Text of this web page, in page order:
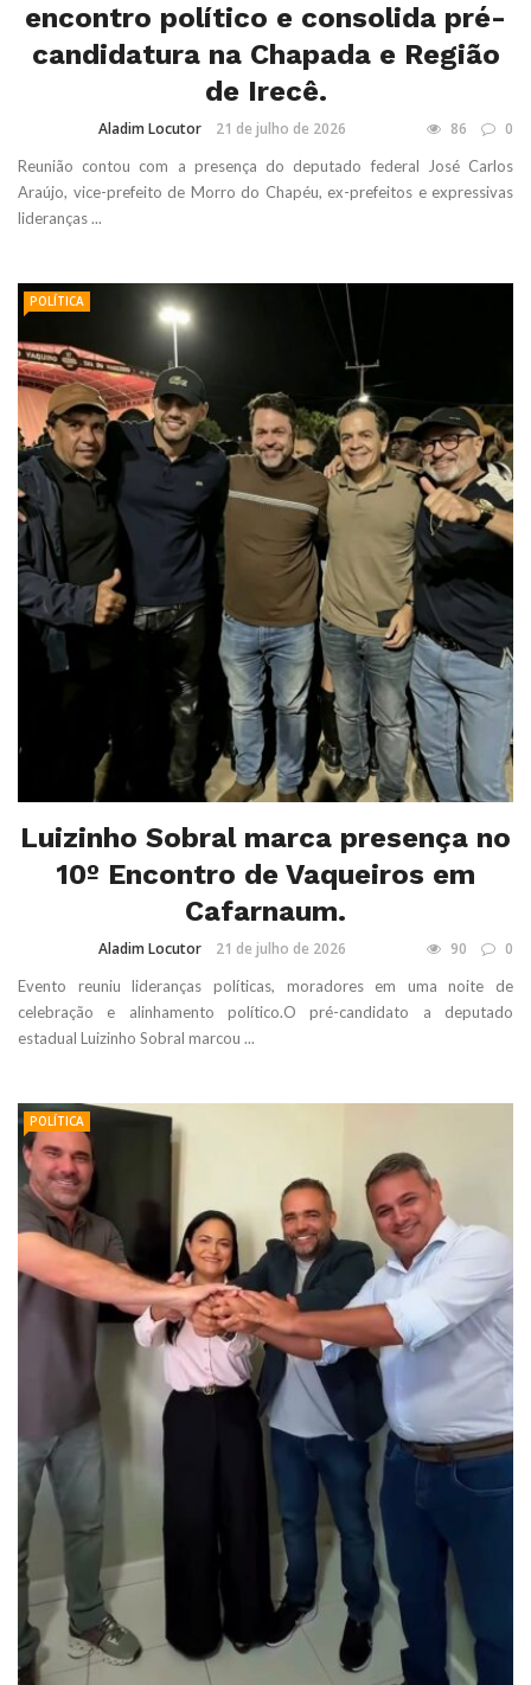
encontro político e consolida pré-
candidatura na Chapada e Região
de Irecê.
Aladim Locutor 21 de julho de 2026 86 0
Reunião contou com a presença do deputado federal José Carlos
Araújo, vice-prefeito de Morro do Chapéu, ex-prefeitos e expressivas
lideranças ...
POLÍTICA
Luizinho Sobral marca presença no
10º Encontro de Vaqueiros em
Cafarnaum.
Aladim Locutor 21 de julho de 2026 90 0
Evento reuniu lideranças políticas, moradores em uma noite de
celebração e alinhamento político.O pré-candidato a deputado
estadual Luizinho Sobral marcou ...
POLÍTICA